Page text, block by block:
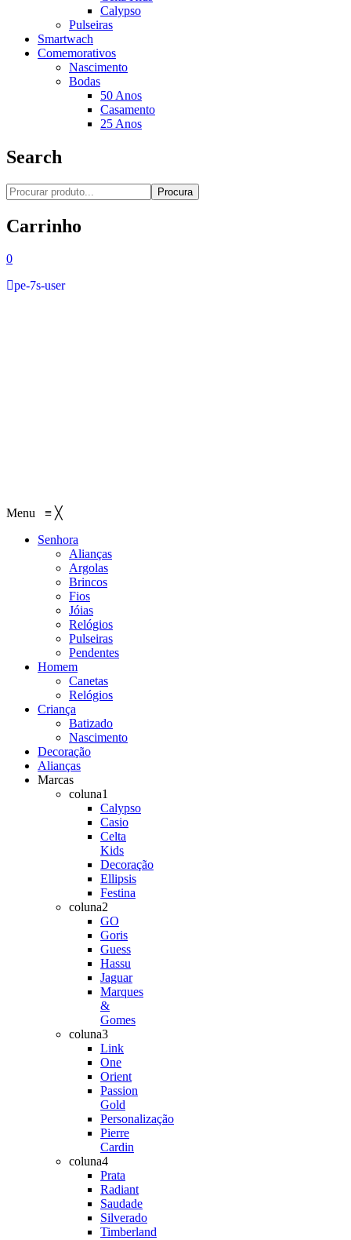
Calypso
Pulseiras
Smartwach
Comemorativos
Nascimento
Bodas
50 Anos
Casamento
25 Anos
Search
Procura
Carrinho
0
pe-7s-user
Menu ≡ ╳
Senhora
Alianças
Argolas
Brincos
Fios
Jóias
Relógios
Pulseiras
Pendentes
Homem
Canetas
Relógios
Criança
Batizado
Nascimento
Decoração
Alianças
Marcas
coluna1
Calypso
Casio
Celta
Kids
Decoração
Ellipsis
Festina
coluna2
GO
Goris
Guess
Hassu
Jaguar
Marques
&
Gomes
coluna3
Link
One
Orient
Passion
Gold
Personalização
Pierre
Cardin
coluna4
Prata
Radiant
Saudade
Silverado
Timberland